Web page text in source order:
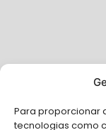
Para proporcionar
tecnologias como